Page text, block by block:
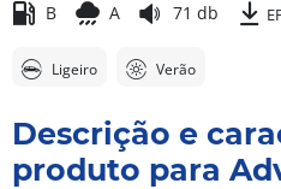
6B A 71 db
Ligeiro Verão
Descrição e
produto para